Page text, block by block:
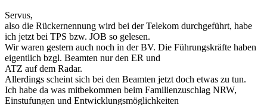
Servus,
also die Rückernennung wird bei der Telekom durchgeführt, habe
ich jetzt bei TPS bzw. JOB so gelesen.
Wir waren gestern auch noch in der BV. Die Führungskräfte haben
eigentlich bzgl. Beamten nur den ER und
ATZ auf dem Radar.
Allerdings scheint sich bei den Beamten jetzt doch etwas zu tun.
Ich habe da was mitbekommen beim Familienzuschlag NRW,
Einstufungen und Entwicklungsmöglichkeiten